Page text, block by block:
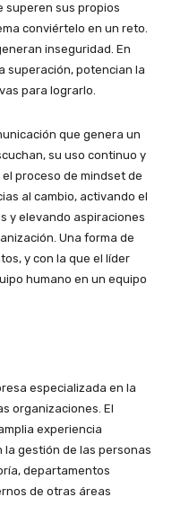
superen sus propios
conviértelo en un reto.
inseguridad. En
superación, potencian la
para lograrlo.
que genera un
su uso continuo y
proceso de mindset de
al cambio, activando el
y elevando aspiraciones
Una forma de
y con la que el líder
humano en un equipo
especializada en la
organizaciones. El
experiencia
gestión de las personas
departamentos
de otras áreas